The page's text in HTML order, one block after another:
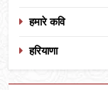
हमारे कवि
हरियाणा